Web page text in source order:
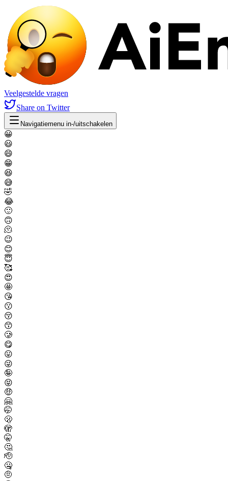
Veelgestelde vragen
Share on Twitter
Navigatiemenu in-/uitschakelen
😀
😃
😄
😁
😆
😅
🤣
😂
🙂
🙃
🫠
😉
😊
😇
🥰
😍
🤩
😘
😗
😚
😙
🥲
😋
😛
😜
🤪
😝
🤑
🤗
🤭
🫢
🫣
🤫
🤔
🫡
🤐
🤨